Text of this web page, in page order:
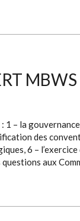
MBWS
– la
des
6 – l’exercice
aux